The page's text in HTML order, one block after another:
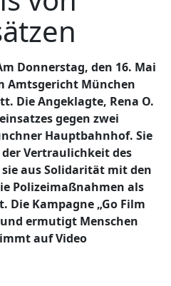
Donnerstag, den 16. Mai
Amtsgericht München
Die Angeklagte, Rena O.
gegen zwei
Hauptbahnhof. Sie
Vertraulichkeit des
aus Solidarität mit den
Polizeimaßnahmen als
Kampagne „Go Film
ermutigt Menschen
auf Video